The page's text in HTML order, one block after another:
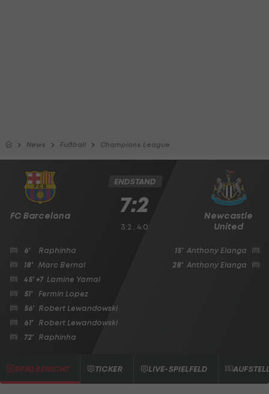
News Fußball Champions League
FC Barcelona
Newcastle
United
ENDSTAND
7:2
3:2 , 4:0
6'
Raphinha
18' Marc Bernal
45' +7 Lamine Yamal
51'
Fermin Lopez
56' Robert Lewandowski
61'
Robert Lewandowski
72' Raphinha
15' Anthony Elanga
28' Anthony Elanga
SPIELBERICHT TICKER LIVE-SPIELFELD